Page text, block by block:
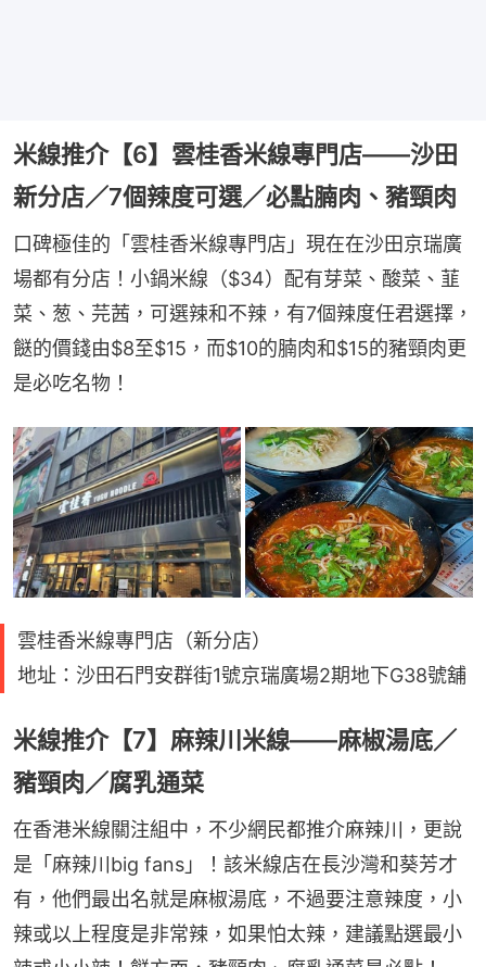
米線推介【6】雲桂香米線專門店——沙田
新分店／7個辣度可選／必點腩肉、豬頸肉
口碑極佳的「雲桂香米線專門店」現在在沙田京瑞廣
場都有分店！小鍋米線（$34）配有芽菜、酸菜、韮
菜、葱、芫茜，可選辣和不辣，有7個辣度任君選擇，
餸的價錢由$8至$15，而$10的腩肉和$15的豬頸肉更
是必吃名物！
雲桂香米線專門店（新分店）
地址：沙田石門安群街1號京瑞廣場2期地下G38號舖
米線推介【7】麻辣川米線——麻椒湯底／
豬頸肉／腐乳通菜
在香港米線關注組中，不少網民都推介麻辣川，更說
是「麻辣川big fans」！該米線店在長沙灣和葵芳才
有，他們最出名就是麻椒湯底，不過要注意辣度，小
辣或以上程度是非常辣，如果怕太辣，建議點選最小